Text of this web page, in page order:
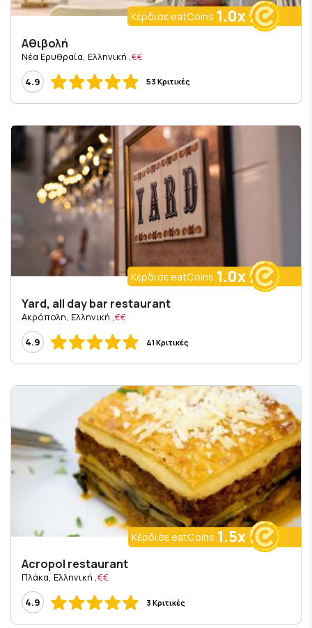
Κέρδισε eatCoins 1.0x
Αθιβολή
€€
, Νέα Ερυθραία, Ελληνική
4.9
53 Κριτικές
Κέρδισε eatCoins 1.0x
Yard, all day bar restaurant
€€
, Ακρόπολη, Ελληνική
4.9
41 Κριτικές
Κέρδισε eatCoins 1.5x
Acropol restaurant
€€
, Πλάκα, Ελληνική
4.9
3 Κριτικές